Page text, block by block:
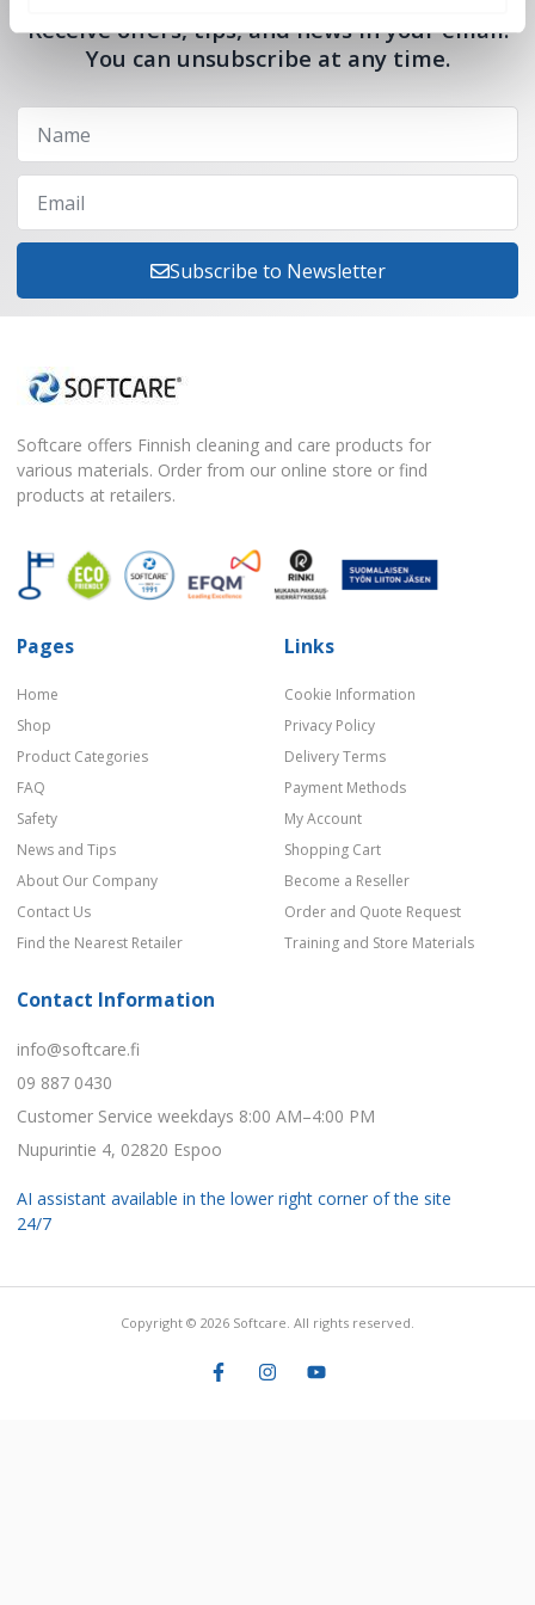
Receive offers, tips, and news in your email.
You can unsubscribe at any time.
Subscribe to Newsletter
Softcare offers Finnish cleaning and care products for
various materials. Order from our online store or find
products at retailers.
Pages
Home
Shop
Product Categories
FAQ
Safety
News and Tips
About Our Company
Contact Us
Find the Nearest Retailer
Links
Cookie Information
Privacy Policy
Delivery Terms
Payment Methods
My Account
Shopping Cart
Become a Reseller
Order and Quote Request
Training and Store Materials
Contact Information
info@softcare.fi
09 887 0430
Customer Service weekdays 8:00 AM–4:00 PM
Nupurintie 4, 02820 Espoo
AI assistant available in the lower right corner of the site
24/7
Copyright © 2026 Softcare. All rights reserved.